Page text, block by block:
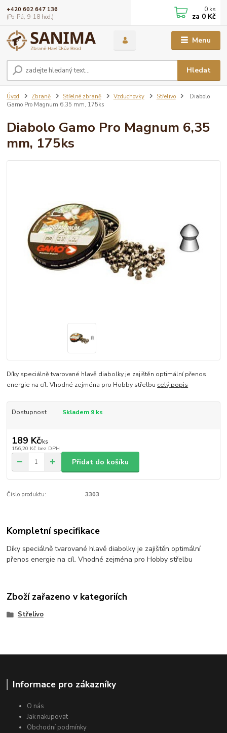
Menu
Hledat
+420 602 647 136
(Po-Pá, 9-18 hod.)
0 ks
za 0 Kč
Úvod Zbraně Střelné zbraně Vzduchovky Střelivo
Diabolo
Gamo Pro Magnum 6,35 mm, 175ks
Diabolo Gamo Pro Magnum 6,35
mm, 175ks
Díky speciálně tvarované hlavě diabolky je zajištěn optimální přenos
energie na cíl. Vhodné zejména pro Hobby střelbu celý popis
Dostupnost Skladem 9 ks
189 Kč/ks
156,20 Kč bez DPH
Přidat do košíku
Číslo produktu: 3303
Kompletní specifikace
Díky speciálně tvarované hlavě diabolky je zajištěn optimální
přenos energie na cíl. Vhodné zejména pro Hobby střelbu
Zboží zařazeno v kategoriích
Střelivo
Informace pro zákazníky
O nás
Jak nakupovat
Obchodní podmínky